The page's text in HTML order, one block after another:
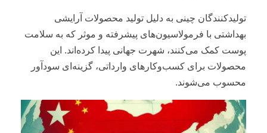
تولیدکنندگان چینی به دلیل تولید محصولات آرایشی
بهداشتی با فرمولاسیون‌های پیشرفته و موثر که به سلامت
پوست کمک می‌کنند، شهرت جهانی پیدا کرده‌اند. این
محصولات برای کسب‌وکارهای وارداتی، گزینه‌ای سودآور
محسوب می‌شوند.